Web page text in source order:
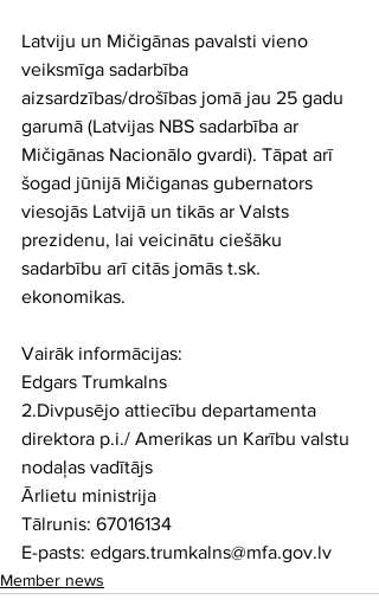
Latviju un Mičigānas pavalsti vieno
veiksmīga sadarbība
aizsardzības/drošības jomā jau 25 gadu
garumā (Latvijas NBS sadarbība ar
Mičigānas Nacionālo gvardi). Tāpat arī
šogad jūnijā Mičiganas gubernators
viesojās Latvijā un tikās ar Valsts
prezidenu, lai veicinātu ciešāku
sadarbību arī citās jomās t.sk.
ekonomikas.
Vairāk informācijas:
Edgars Trumkalns
2.Divpusējo attiecību departamenta
direktora p.i./ Amerikas un Karību valstu
nodaļas vadītājs
Ārlietu ministrija
Tālrunis: 67016134
E-pasts: edgars.trumkalns@mfa.gov.lv
Member news